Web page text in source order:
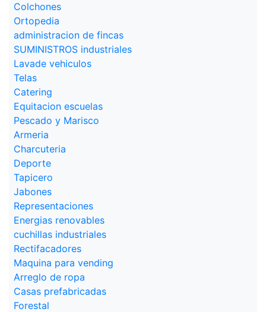
Colchones
Ortopedia
administracion de fincas
SUMINISTROS industriales
Lavade vehiculos
Telas
Catering
Equitacion escuelas
Pescado y Marisco
Armeria
Charcuteria
Deporte
Tapicero
Jabones
Representaciones
Energias renovables
cuchillas industriales
Rectifacadores
Maquina para vending
Arreglo de ropa
Casas prefabricadas
Forestal